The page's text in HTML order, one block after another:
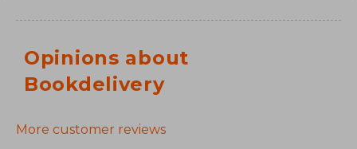
Opinions about
Bookdelivery
More customer reviews